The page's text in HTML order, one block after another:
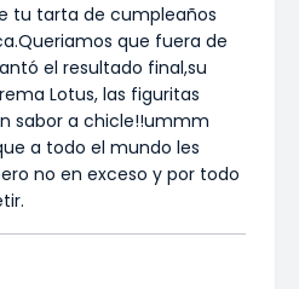
tu tarta de cumpleaños
que fuera de
el resultado final,su
Lotus, las figuritas
sabor a chicle!!ummm
a todo el mundo les
no en exceso y por todo